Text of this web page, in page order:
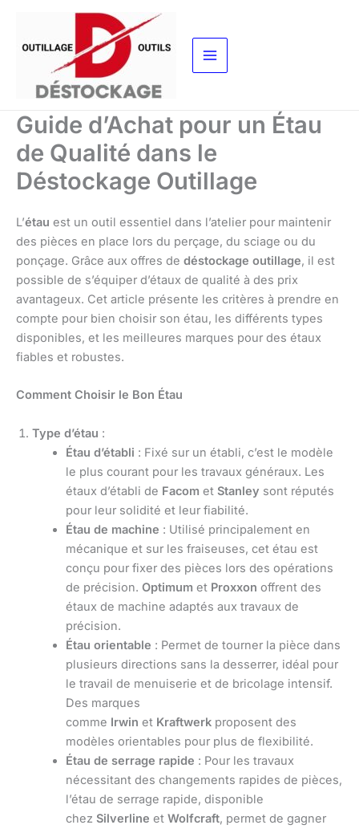
contenu
Guide d’Achat pour un Étau
de Qualité dans le
Déstockage Outillage
L’étau est un outil essentiel dans l’atelier pour maintenir
des pièces en place lors du perçage, du sciage ou du
ponçage. Grâce aux offres de déstockage outillage, il est
possible de s’équiper d’étaux de qualité à des prix
avantageux. Cet article présente les critères à prendre en
compte pour bien choisir son étau, les différents types
disponibles, et les meilleures marques pour des étaux
fiables et robustes.
Comment Choisir le Bon Étau
Type d’étau :
Étau d’établi : Fixé sur un établi, c’est le modèle
le plus courant pour les travaux généraux. Les
étaux d’établi de Facom et Stanley sont réputés
pour leur solidité et leur fiabilité.
Étau de machine : Utilisé principalement en
mécanique et sur les fraiseuses, cet étau est
conçu pour fixer des pièces lors des opérations
de précision. Optimum et Proxxon offrent des
étaux de machine adaptés aux travaux de
précision.
Étau orientable : Permet de tourner la pièce dans
plusieurs directions sans la desserrer, idéal pour
le travail de menuiserie et de bricolage intensif.
Des marques
comme Irwin et Kraftwerkproposent des
modèles orientables pour plus de flexibilité.
Étau de serrage rapide : Pour les travaux
nécessitant des changements rapides de pièces,
l’étau de serrage rapide, disponible
chez Silverline et Wolfcraft, permet de gagner